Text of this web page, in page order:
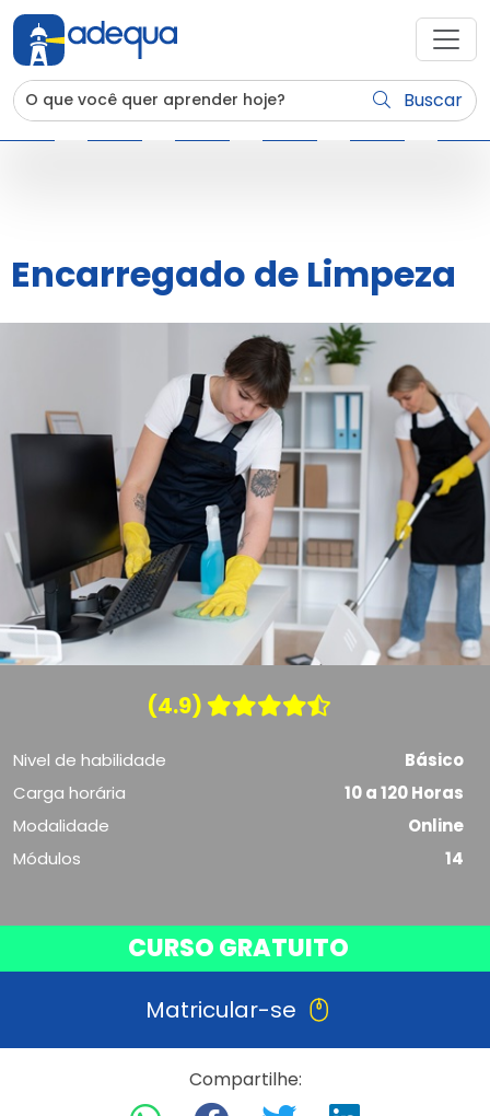
Buscar
Encarregado de Limpeza
(4.9)
Nivel de habilidade
Básico
Carga horária
10 a 120 Horas
Modalidade
Online
Módulos
14
CURSO GRATUITO
Matricular-se
Compartilhe: